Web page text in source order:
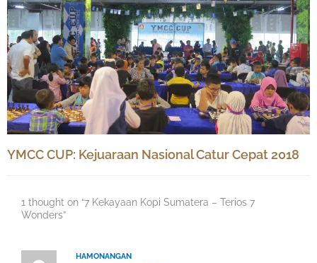
YMCC CUP: Kejuaraan Nasional Catur Cepat 2018
1 thought on “7 Kekayaan Kopi Sumatera – Terios 7
Wonders”
HAMONANGAN